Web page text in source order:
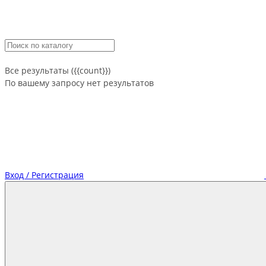
Все результаты ({{count}})
По вашему запросу нет результатов
Вход / Регистрация